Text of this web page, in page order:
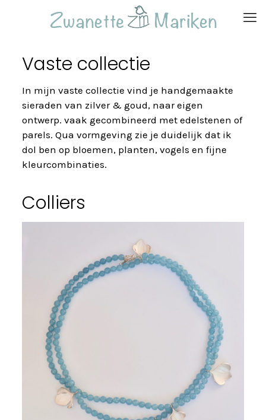
Vaste collectie
In mijn vaste collectie vind je handgemaakte
sieraden van zilver & goud, naar eigen
ontwerp. vaak gecombineerd met edelstenen of
parels. Qua vormgeving zie je duidelijk dat ik
dol ben op bloemen, planten, vogels en fijne
kleurcombinaties.
Colliers